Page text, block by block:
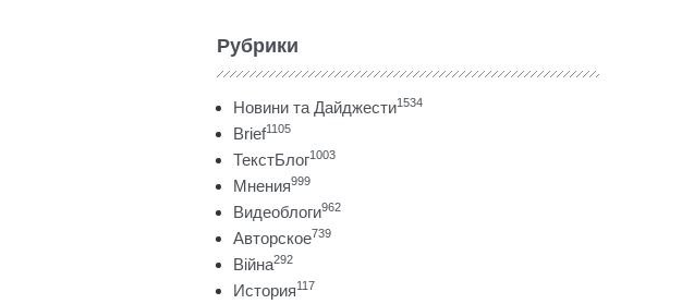
Рубрики
Новини та Дайджести1534
Brief1105
ТекстБлог1003
Мнения999
Видеоблоги962
Авторское739
Війна292
История117